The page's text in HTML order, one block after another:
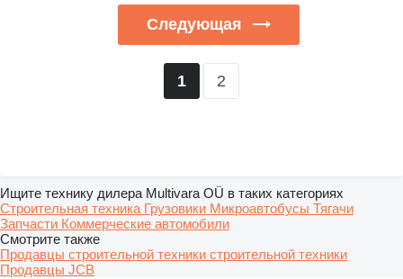
Следующая
1 2
Ищите технику дилера Multivara OÜ в таких категориях
Строительная техника Грузовики Микроавтобусы Тягачи
Запчасти Коммерческие автомобили
Смотрите также
Продавцы строительной техники строительной техники
Продавцы JCB